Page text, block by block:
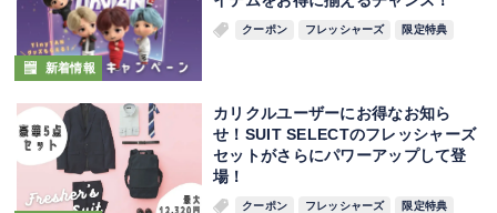
新着情報
クーポン フレッシャーズ 限定特典
カリクルユーザーにお得なお知ら
せ！SUIT SELECTのフレッシャーズ
セットがさらにパワーアップして登
場！
クーポン フレッシャーズ 限定特典